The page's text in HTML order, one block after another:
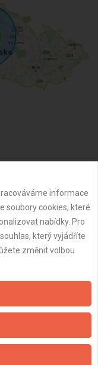
03:30:09
údajů
cookie
informace
soubory cookies, které
nabídky. Pro
který vyjádříte
změnit volbou